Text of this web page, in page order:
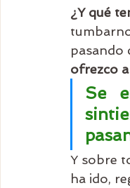
¿Y qué
pasando
ofrezco
Se
Y sobre
ha ido,